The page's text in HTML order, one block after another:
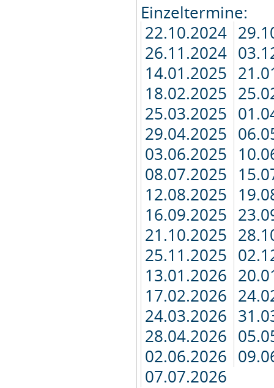
Einzeltermine:
22.10.2024
26.11.2024
14.01.2025
18.02.2025
25.03.2025
29.04.2025
03.06.2025
08.07.2025
12.08.2025
16.09.2025
21.10.2025
25.11.2025
13.01.2026
17.02.2026
24.03.2026
28.04.2026
02.06.2026
07.07.2026